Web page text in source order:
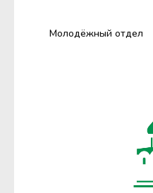
Молодёжный отдел